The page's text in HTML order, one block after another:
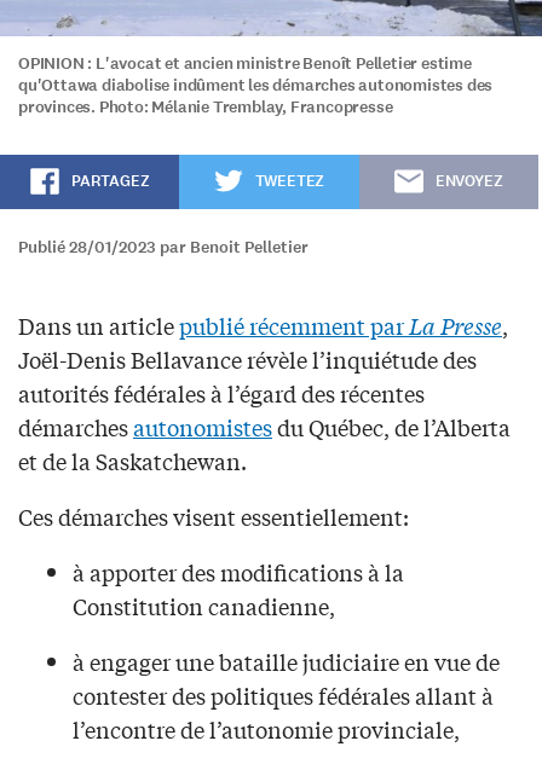
OPINION : L'avocat et ancien ministre Benoît Pelletier estime
qu'Ottawa diabolise indûment les démarches autonomistes des
provinces. Photo: Mélanie Tremblay, Francopresse
PARTAGEZ TWEETEZ ENVOYEZ
Publié 28/01/2023 par Benoit Pelletier
Dans un articlepublié récemment parLa Presse,
Joël-Denis Bellavance révèle l’inquiétude des
autorités fédérales à l’égard des récentes
démarchesautonomistesdu Québec, de l’Alberta
et de la Saskatchewan.
Ces démarches visent essentiellement:
à apporter des modifications à la
Constitution canadienne,
à engager une bataille judiciaire en vue de
contester des politiques fédérales allant à
l’encontre de l’autonomie provinciale,